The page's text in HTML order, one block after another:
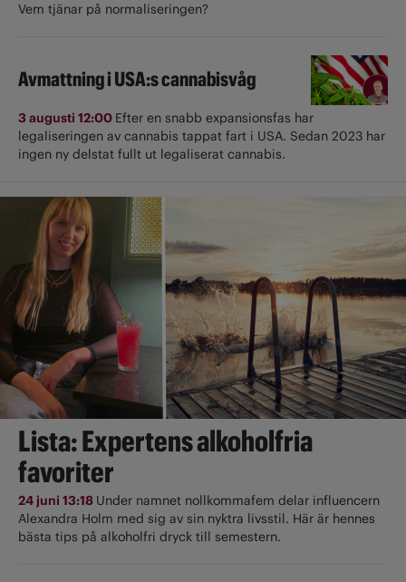
Vem tjänar på normaliseringen?
Avmattning i USA:s cannabisvåg
3 augusti 12:00 Efter en snabb expansionsfas har
legaliseringen av cannabis tappat fart i USA. Sedan 2023 har
ingen ny delstat fullt ut ­legaliserat cannabis.
Lista: Expertens alkoholfria
favoriter
24 juni 13:18 Under namnet nollkommafem delar influencern
Alexandra Holm med sig av sin nyktra livsstil. Här är hennes
bästa tips på alkoholfri dryck till semestern.